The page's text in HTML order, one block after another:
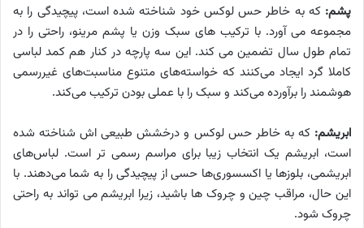
پشم: که به خاطر حس لوکس خود شناخته شده است، پیچیدگی را به
مجموعه می آورد. با ترکیب های سبک وزن یا پشم مرینو، راحتی را در
تمام طول سال تضمین می کند. این سه پارچه در کنار هم کمد لباسی
کاملا گرد ایجاد می‌کنند که خواسته‌های متنوع مناسبت‌های غیررسمی
هوشمند را برآورده می‌کند و سبک را با عملی بودن ترکیب می‌کند.
ابریشم: که به خاطر حس لوکس و درخشش طبیعی اش شناخته شده
است، ابریشم یک انتخاب زیبا برای مراسم رسمی تر است. لباس‌های
ابریشمی، بلوزها یا اکسسوری‌ها حسی از پیچیدگی را به شما می‌دهند. با
این حال، مراقب چین و چروک ها باشید، زیرا ابریشم می تواند به راحتی
چروک شود.